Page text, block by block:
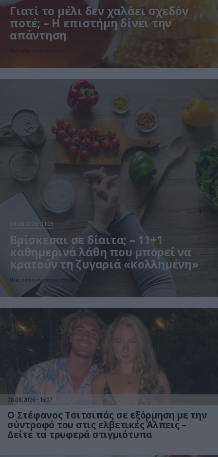
Γιατί το μέλι δεν χαλάει σχεδόν
ποτέ; – Η επιστήμη δίνει την
απάντηση
Πώς πρέπει να αποθηκεύεται
08.08.2026 21:05
Βρίσκεσαι σε δίαιτα; – 11+1
καθημερινά λάθη που μπορεί να
κρατούν τη ζυγαριά «κολλημένη»
Ποιες είναι οι συχνότερες «παγίδες»
08.08.2026 15:07
Ο Στέφανος Τσιτσιπάς σε εξόρμηση με την
σύντροφό του στις ελβετικές Άλπεις –
Δείτε τα τρυφερά στιγμιότυπα